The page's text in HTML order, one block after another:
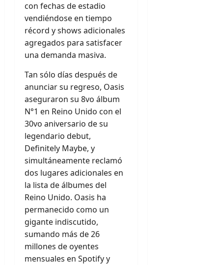
con fechas de estadio
vendiéndose en tiempo
récord y shows adicionales
agregados para satisfacer
una demanda masiva.
Tan sólo días después de
anunciar su regreso, Oasis
aseguraron su 8vo álbum
N°1 en Reino Unido con el
30vo aniversario de su
legendario debut,
Definitely Maybe, y
simultáneamente reclamó
dos lugares adicionales en
la lista de álbumes del
Reino Unido. Oasis ha
permanecido como un
gigante indiscutido,
sumando más de 26
millones de oyentes
mensuales en Spotify y